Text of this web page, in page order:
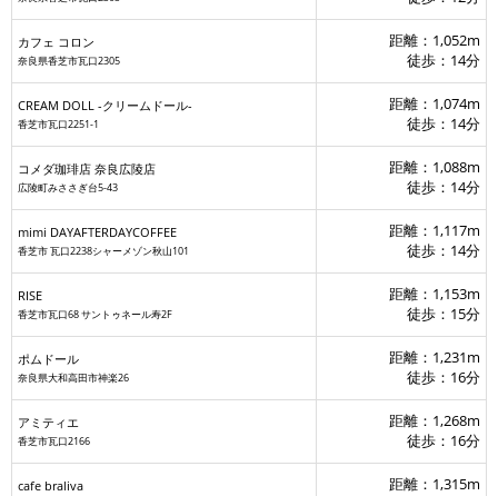
カフェ コロン
奈良県香芝市瓦口2305
距離：1,052m
徒歩：14分
CREAM DOLL -クリームドール-
香芝市瓦口2251-1
距離：1,074m
徒歩：14分
コメダ珈琲店 奈良広陵店
広陵町みささぎ台5-43
距離：1,088m
徒歩：14分
mimi DAYAFTERDAYCOFFEE
香芝市 瓦口2238シャーメゾン秋山101
距離：1,117m
徒歩：14分
RISE
香芝市瓦口68 サントゥネール寿2F
距離：1,153m
徒歩：15分
ポムドール
奈良県大和高田市神楽26
距離：1,231m
徒歩：16分
アミティエ
香芝市瓦口2166
距離：1,268m
徒歩：16分
cafe braliva
距離：1,315m